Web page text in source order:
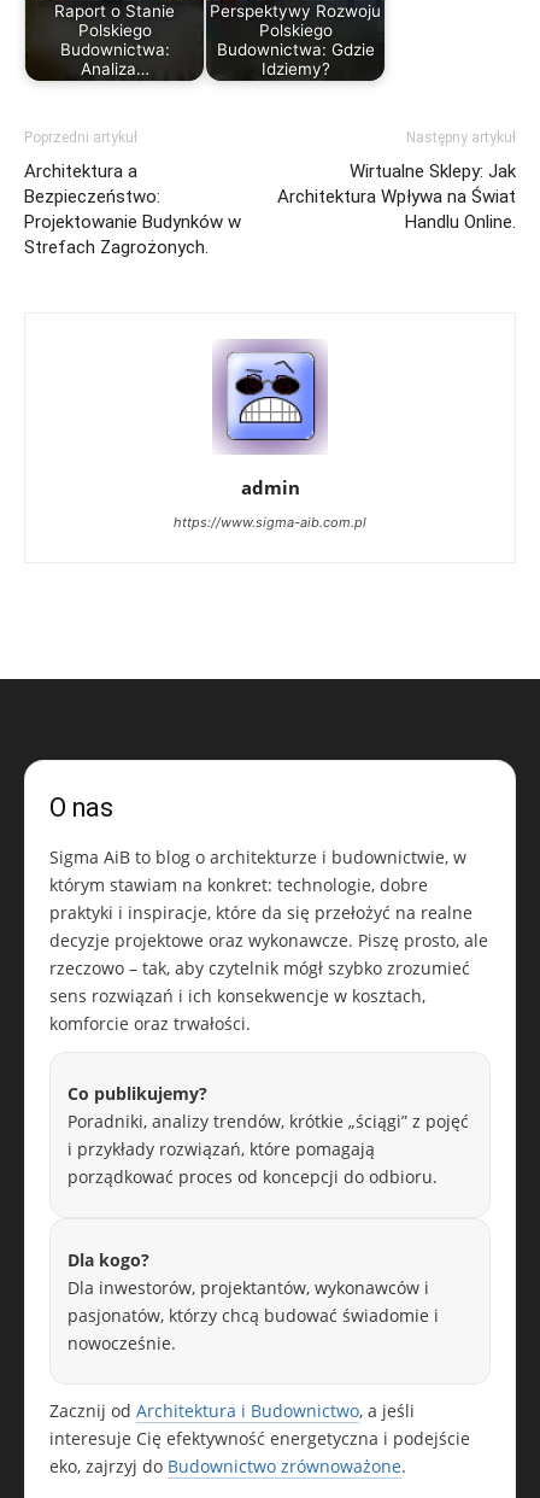
Raport o Stanie
Polskiego
Budownictwa:
Analiza…
Perspektywy Rozwoju
Polskiego
Budownictwa: Gdzie
Idziemy?
Poprzedni artykuł
Architektura a
Bezpieczeństwo:
Projektowanie Budynków w
Strefach Zagrożonych.
Następny artykuł
Wirtualne Sklepy: Jak
Architektura Wpływa na Świat
Handlu Online.
admin
https://www.sigma-aib.com.pl
O nas
Sigma AiB to blog o architekturze i budownictwie, w
którym stawiam na konkret: technologie, dobre
praktyki i inspiracje, które da się przełożyć na realne
decyzje projektowe oraz wykonawcze. Piszę prosto, ale
rzeczowo – tak, aby czytelnik mógł szybko zrozumieć
sens rozwiązań i ich konsekwencje w kosztach,
komforcie oraz trwałości.
Co publikujemy?
Poradniki, analizy trendów, krótkie „ściągi” z pojęć
i przykłady rozwiązań, które pomagają
porządkować proces od koncepcji do odbioru.
Dla kogo?
Dla inwestorów, projektantów, wykonawców i
pasjonatów, którzy chcą budować świadomie i
nowocześnie.
Zacznij od Architektura i Budownictwo, a jeśli
interesuje Cię efektywność energetyczna i podejście
eko, zajrzyj do Budownictwo zrównoważone.